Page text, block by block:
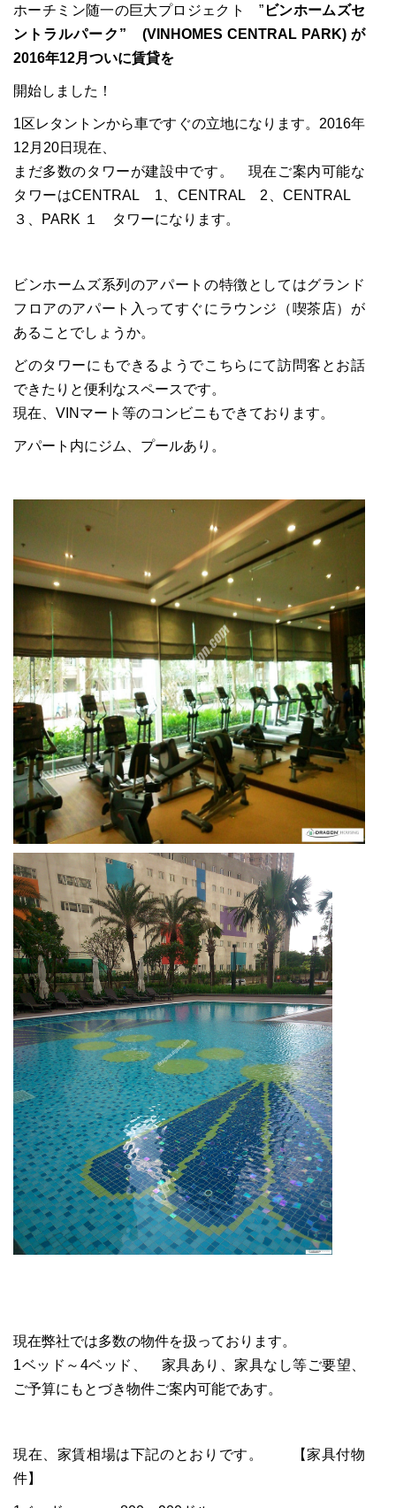
ホーチミン随一の巨大プロジェクト ” ビンホームズセ
ントラルパーク” (VINHOMES CENTRAL PARK) が
2016年12月ついに賃貸を
開始しました！
1区レタントンから車ですぐの立地になります。2016年
12月20日現在、
まだ多数のタワーが建設中です。 現在ご案内可能な
タワーはCENTRAL 1、CENTRAL 2、CENTRAL
３、PARK １ タワーになります。
ビンホームズ系列のアパートの特徴としてはグランド
フロアのアパート入ってすぐにラウンジ（喫茶店）が
あることでしょうか。
どのタワーにもできるようでこちらにて訪問客とお話
できたりと便利なスペースです。
現在、VINマート等のコンビニもできております。
アパート内にジム、プールあり。
現在弊社では多数の物件を扱っております。
1ベッド～4ベッド、 家具あり、家具なし等ご要望、
ご予算にもとづき物件ご案内可能であす。
現在、家賃相場は下記のとおりです。 【家具付物
件】